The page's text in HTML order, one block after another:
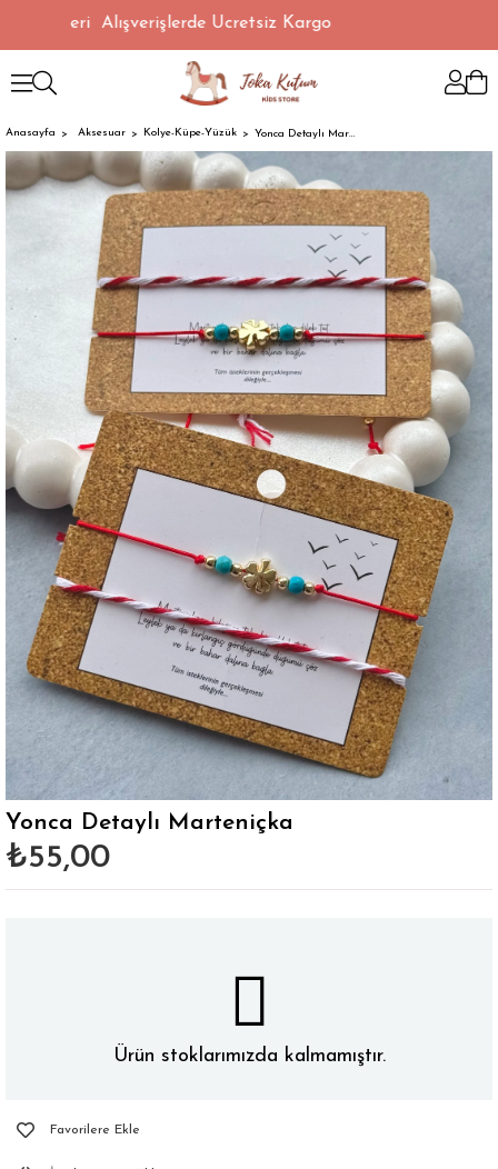
TL Üzeri Alışverişlerde Ücretsiz Kargo
Anasayfa Aksesuar Kolye-Küpe-Yüzük Yonca Detaylı Marteniçka
Yonca Detaylı Marteniçka
₺55,00
Ürün stoklarımızda kalmamıştır.
Favorilere Ekle